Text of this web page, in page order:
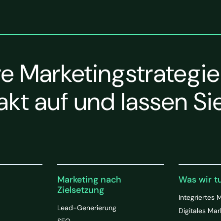
auf und lassen
Marketing nach
Zielsetzung
Lead-Generierung
Was wir
Integriertes
Digitales